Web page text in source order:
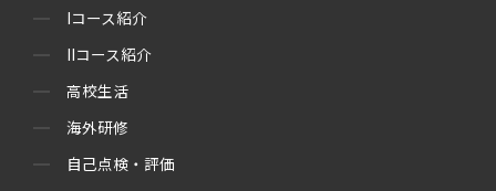
Iコース紹介
IIコース紹介
高校生活
海外研修
自己点検・評価